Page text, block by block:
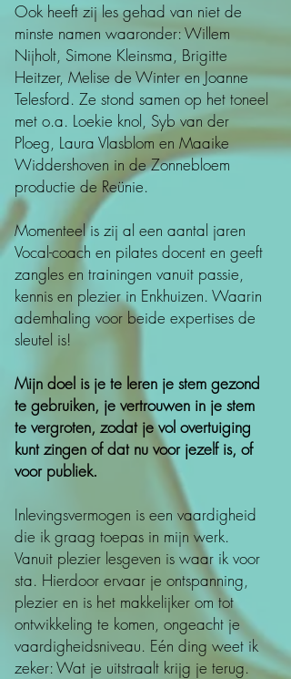
Ook heeft zij les gehad van niet de
minste namen waaronder: Willem
Nijholt, Simone Kleinsma, Brigitte
Heitzer, Melise de Winter en Joanne
Telesford. ​Ze stond samen op het toneel
met o.a. Loekie knol, Syb van der
Ploeg, Laura Vlasblom en Maaike
Widdershoven in de Zonnebloem
productie de Reünie.
Momenteel is zij al een aantal jaren
Vocal-coach en pilates docent en geeft
zangles en trainingen vanuit passie,
kennis en plezier in Enkhuizen. Waarin
ademhaling voor beide expertises de
sleutel is!
Mijn doel is je te leren je stem gezond
te gebruiken, je vertrouwen in je stem
te vergroten, zodat je vol overtuiging
kunt zingen of dat nu voor jezelf is, of
voor publiek.​​
Inlevingsvermogen is een vaardigheid
die ik graag toepas in mijn werk.
Vanuit plezier lesgeven is waar ik voor
sta. Hierdoor ervaar je ontspanning,
plezier en is het makkelijker om tot
ontwikkeling te komen, ongeacht je
vaardigheidsniveau. Eén ding weet ik
zeker: Wat je uitstraalt krijg je terug.​